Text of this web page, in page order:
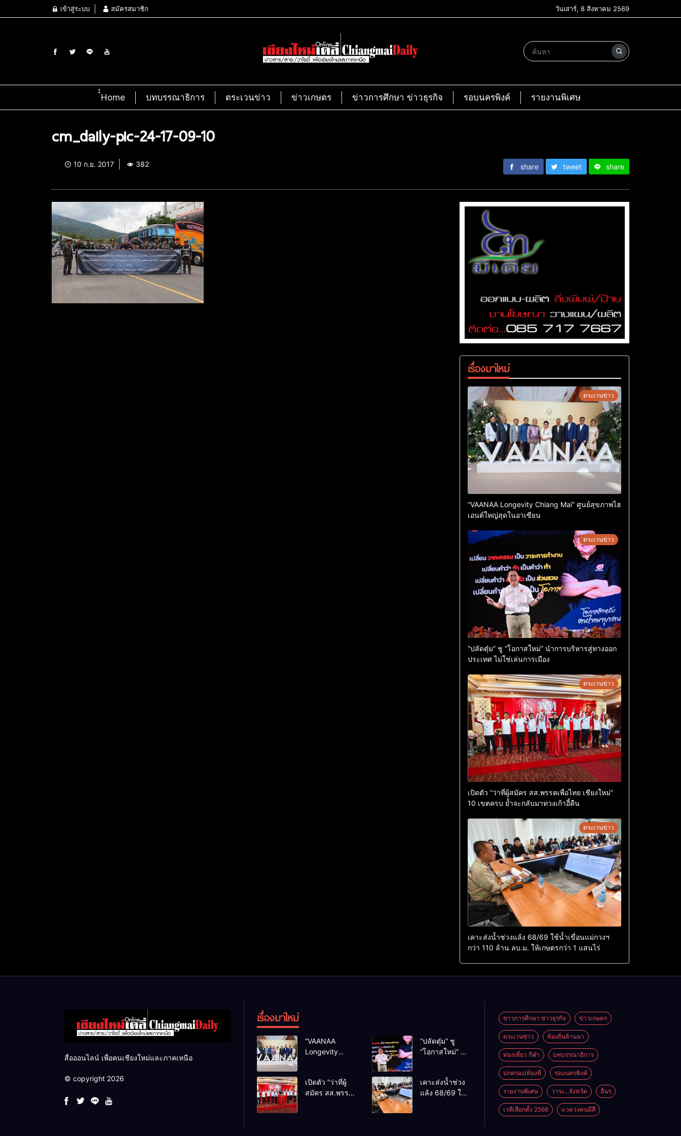
เข้าสู่ระบบ สมัครสมาชิก วันเสาร์, 8 สิงหาคม 2569
๋๋Home บทบรรณาธิการ ตระเวนข่าว ข่าวเกษตร ข่าวการศึกษา ข่าวธุรกิจ รอบนครพิงค์ รายงานพิเศษ
cm_daily-pic-24-17-09-10
10 ก.ย. 2017 382 share tweet share
เรื่องมาใหม่
ตระเวนข่าว
“VAANAA Longevity Chiang Mai” ศูนย์สุขภาพไฮ
เอนต์ใหญ่สุดในอาเซียน
ตระเวนข่าว
“ปลัดตุ๋ม” ชู “โอกาสใหม่” นำการบริหารสู่ทางออก
ประเทศ ไม่ใช่เล่นการเมือง
ตระเวนข่าว
เปิดตัว “ว่าที่ผู้สมัคร สส.พรรคเพื่อไทย เชียงใหม่”
10 เขตครบ ย้ำจะกลับมาทวงเก้าอี้คืน
ตระเวนข่าว
เคาะส่งน้ำช่วงแล้ง 68/69 ใช้น้ำเขื่อนแม่กวงฯ
กว่า 110 ล้าน ลบ.ม. ให้เกษตรกว่า 1 แสนไร่
สื่อออนไลน์ เพื่อคนเชียงใหม่และภาคเหนือ
© copyright 2026
เรื่องมาใหม่
“VAANAA
Longevity
เอนต์ใหญ่สุดใน
อาเซียน
“ปลัดตุ๋ม” ชู
“โอกาสใหม่” นำ
ไม่ใช่เล่น
การเมือง
เปิดตัว “ว่าที่ผู้
สมัคร สส.พรรค
เคาะส่งน้ำช่วง
แล้ง 68/69 ใช้
ข่าวการศึกษา ข่าวธุรกิจ ข่าวเกษตร
ตระเวนข่าว ท้องถิ่นล้านนา
ท่องเที่ยว กีฬา บทบรรณาธิการ
ปกครอง/ท้องที่ รอบนครพิงค์
รายงานพิเศษ วาระ...จังหวัด อื่นๆ
เวทีเลือกตั้ง 2566 แวดวงคนมีสี